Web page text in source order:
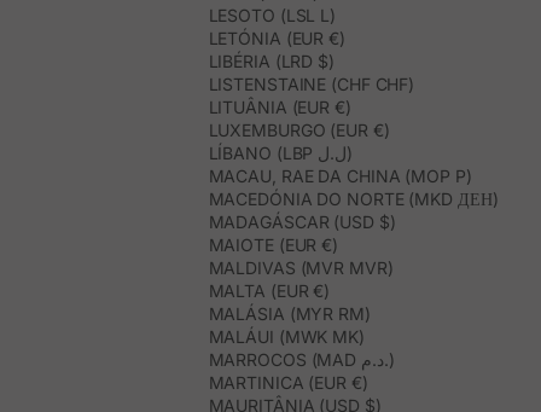
LESOTO (LSL L)
LETÓNIA (EUR €)
LIBÉRIA (LRD $)
LISTENSTAINE (CHF CHF)
LITUÂNIA (EUR €)
LUXEMBURGO (EUR €)
LÍBANO (LBP ل.ل)
MACAU, RAE DA CHINA (MOP P)
MACEDÓNIA DO NORTE (MKD ДЕН)
MADAGÁSCAR (USD $)
MAIOTE (EUR €)
MALDIVAS (MVR MVR)
MALTA (EUR €)
MALÁSIA (MYR RM)
MALÁUI (MWK MK)
MARROCOS (MAD د.م.)
MARTINICA (EUR €)
MAURITÂNIA (USD $)